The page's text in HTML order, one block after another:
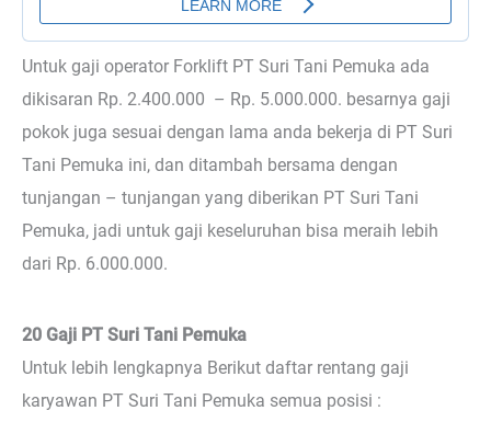
Untuk gaji operator Forklift PT Suri Tani Pemuka ada
dikisaran Rp. 2.400.000 – Rp. 5.000.000. besarnya gaji
pokok juga sesuai dengan lama anda bekerja di PT Suri
Tani Pemuka ini, dan ditambah bersama dengan
tunjangan – tunjangan yang diberikan PT Suri Tani
Pemuka, jadi untuk gaji keseluruhan bisa meraih lebih
dari Rp. 6.000.000.
20 Gaji PT Suri Tani Pemuka
Untuk lebih lengkapnya Berikut daftar rentang gaji
karyawan PT Suri Tani Pemuka semua posisi :